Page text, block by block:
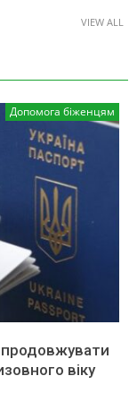
VIEW ALL
Допомога біженцям
продовжувати
віку